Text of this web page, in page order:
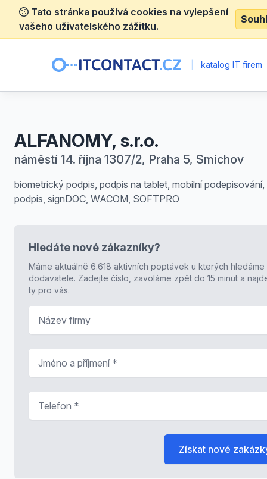
Tato stránka používá cookies na vylepšení
vašeho uživatelského zážitku.
katalog IT firem
ALFANOMY, s.r.o.
náměstí 14. října 1307/2, Praha 5, Smíchov
biometrický podpis, podpis na tablet, mobilní podepisování,
podpis, signDOC, WACOM, SOFTPRO
Hledáte nové zákazníky?
Máme aktuálně 6.618 aktivních poptávek u kterých hledáme
dodavatele. Zadejte číslo, zavoláme zpět do 15 minut a
ty pro vás.
Získat nové